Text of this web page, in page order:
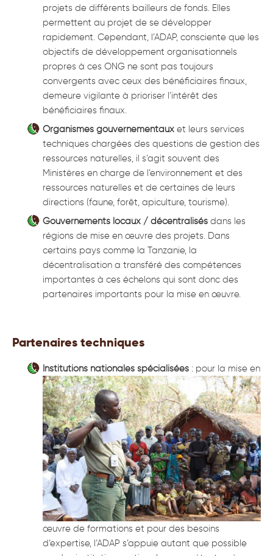
projets de différents bailleurs de fonds. Elles
permettent au projet de se développer
rapidement. Cependant, l’ADAP, consciente que les
objectifs de développement organisationnels
propres à ces ONG ne sont pas toujours
convergents avec ceux des bénéficiaires finaux,
demeure vigilante à prioriser l’intérêt des
bénéficiaires finaux.
Organismes gouvernementaux et leurs services
techniques chargées des questions de gestion des
ressources naturelles, il s’agit souvent des
Ministères en charge de l’environnement et des
ressources naturelles et de certaines de leurs
directions (faune, forêt, apiculture, tourisme).
Gouvernements locaux / décentralisés dans les
régions de mise en œuvre des projets. Dans
certains pays comme la Tanzanie, la
décentralisation a transféré des compétences
importantes à ces échelons qui sont donc des
partenaires importants pour la mise en œuvre.
Partenaires techniques
Institutions nationales spécialisées : pour la mise en
œuvre de formations et pour des besoins
d’expertise, l’ADAP s’appuie autant que possible